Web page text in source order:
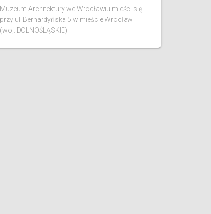
Muzeum Architektury we Wrocławiu mieści się
przy ul. Bernardyńska 5 w mieście Wrocław
(woj. DOLNOŚLĄSKIE)